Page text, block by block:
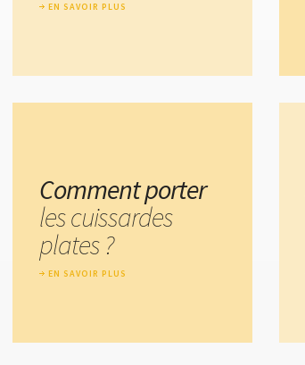
EN SAVOIR PLUS
Comment porter
les cuissardes
plates ?
EN SAVOIR PLUS